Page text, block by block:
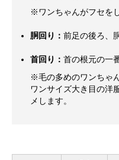
※ワンちゃんがフセを
胴回り： 前足の後ろ、
首回り： 首の根元の一
※毛の多めのワンちゃ
ワンサイズ大き目の洋
メします。